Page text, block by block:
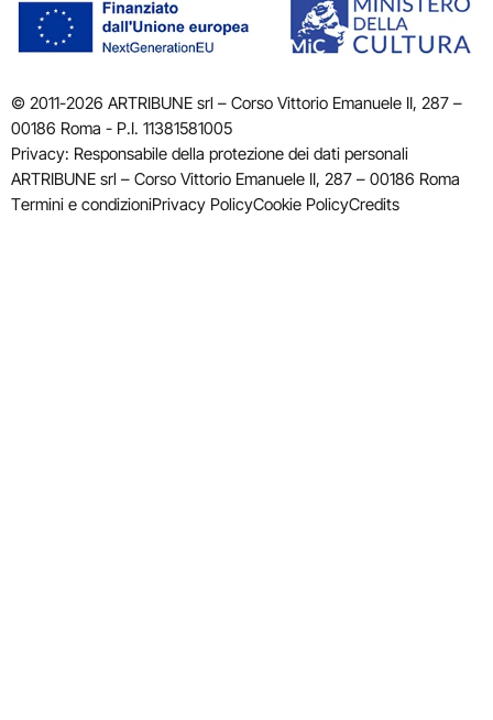
© 2011-2026 ARTRIBUNE srl – Corso Vittorio Emanuele II, 287 –
00186 Roma - P.I. 11381581005
Privacy: Responsabile della protezione dei dati personali
ARTRIBUNE srl – Corso Vittorio Emanuele II, 287 – 00186 Roma
Termini e condizioniPrivacy PolicyCookie PolicyCredits